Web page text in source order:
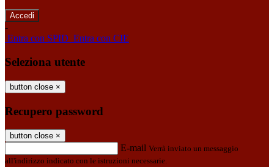
-
Entra con SPID Entra con CIE
Seleziona utente
button close ×
Recupero password
button close ×
E-mail Verrà inviato un messaggio
all'indirizzo indicato con le istruzioni necessarie.